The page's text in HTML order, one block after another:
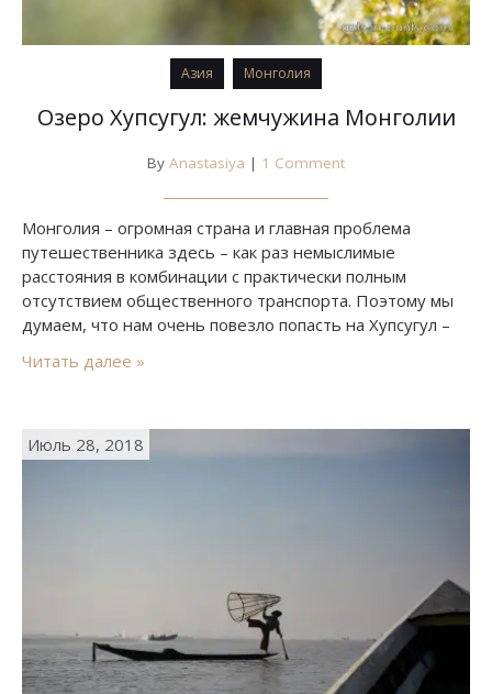
Азия Монголия
Озеро Хупсугул: жемчужина Монголии
By Anastasiya | 1 Comment
Монголия – огромная страна и главная проблема
путешественника здесь – как раз немыслимые
расстояния в комбинации с практически полным
отсутствием общественного транспорта. Поэтому мы
думаем, что нам очень повезло попасть на Хупсугул –
этом находится достаточно далеко от столицы. В
Читать далее »
Июль 28, 2018